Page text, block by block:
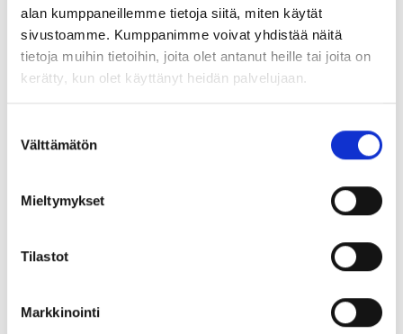
alan kumppaneillemme tietoja siitä, miten käytät
sivustoamme. Kumppanimme voivat yhdistää näitä
tietoja muihin tietoihin, joita olet antanut heille tai joita on
kerätty, kun olet käyttänyt heidän palvelujaan.
valinta
Välttämätön
Mieltymykset
Tilastot
Markkinointi
Puhelinnumero
Viesti